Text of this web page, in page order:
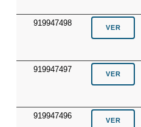
919947498
919947497
919947496